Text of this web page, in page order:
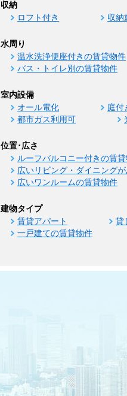
収納
ロフト付き 収納
水周り
温水洗浄便座付きの賃貸物件
バス・トイレ別の賃貸物件
室内設備
オール電化 庭付
都市ガス利用可
位置･広さ
ルーフバルコニー付きの賃
広いリビング・ダイニング
広いワンルームの賃貸物件
建物タイプ
賃貸アパート 貸
一戸建ての賃貸物件